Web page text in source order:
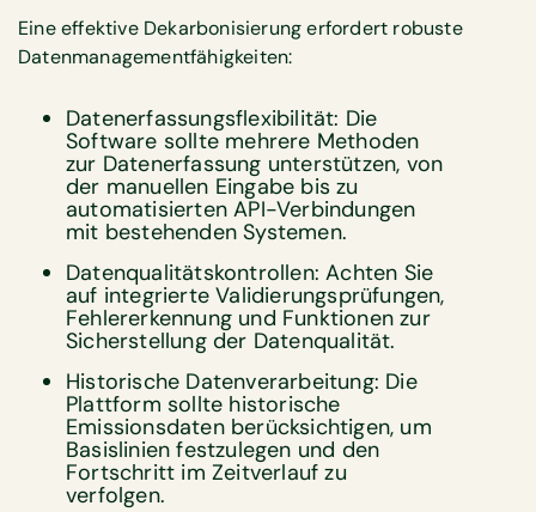
Eine effektive Dekarbonisierung erfordert robuste
Datenmanagementfähigkeiten:
Daten­erfassungs­flexibilität: Die
Software sollte mehrere Methoden
zur Datenerfassung unterstützen, von
der manuellen Eingabe bis zu
automatisierten API-Verbindungen
mit bestehenden Systemen.
Datenqualitätskontrollen: Achten Sie
auf integrierte Validierungsprüfungen,
Fehlererkennung und Funktionen zur
Sicherstellung der Datenqualität.
Historische Datenverarbeitung: Die
Plattform sollte historische
Emissionsdaten berücksichtigen, um
Basislinien festzulegen und den
Fortschritt im Zeitverlauf zu
verfolgen.